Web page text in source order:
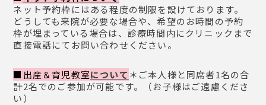
ネット予約枠にはある程度の制限を設けております。
どうしても来院が必要な場合や、希望のお時間の予約
枠が埋まっている場合は、診療時間内にクリニックまで
直接電話にてお問い合わせください。
■出産＆育児教室について ＊ご本人様と同席者1名の合
計2名でのご参加が可能です。（お子様はご遠慮くださ
い）